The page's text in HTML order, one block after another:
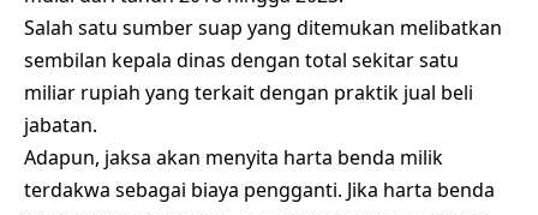
Salah satu sumber suap yang ditemukan melibatkan
sembilan kepala dinas dengan total sekitar satu
miliar rupiah yang terkait dengan praktik jual beli
jabatan.
Adapun, jaksa akan menyita harta benda milik
terdakwa sebagai biaya pengganti. Jika harta benda